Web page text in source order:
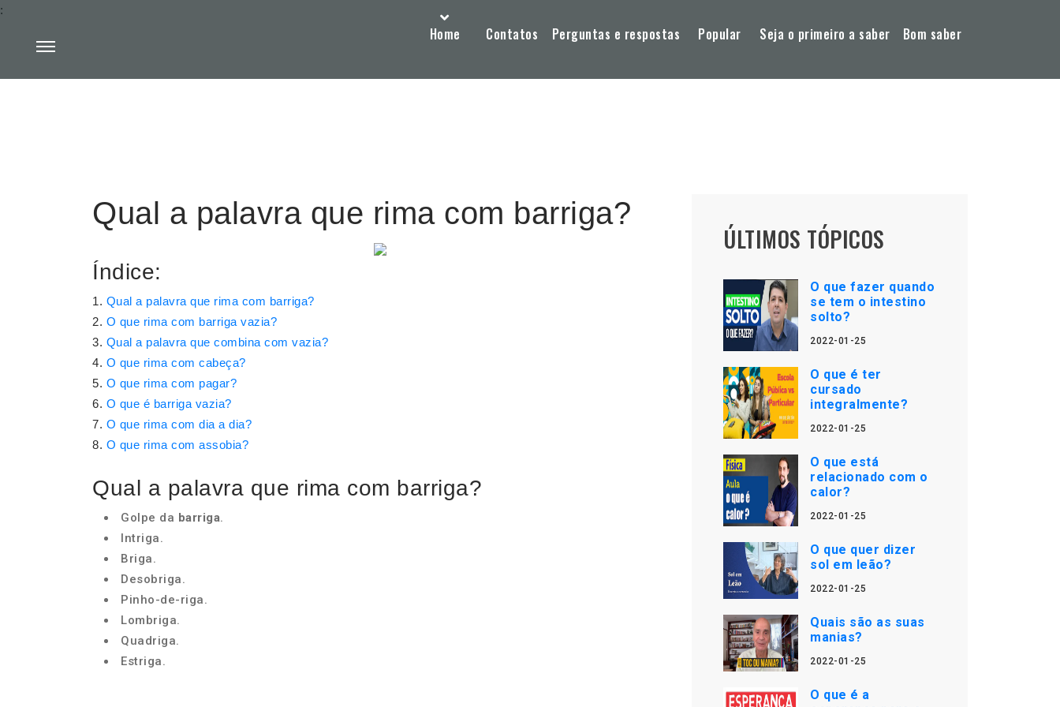
Home Contatos Perguntas e respostas Popular Seja o primeiro a saber Bom saber
:
Qual a palavra que rima com barriga?
Índice:
Qual a palavra que rima com barriga?
O que rima com barriga vazia?
Qual a palavra que combina com vazia?
O que rima com cabeça?
O que rima com pagar?
O que é barriga vazia?
O que rima com dia a dia?
O que rima com assobia?
Qual a palavra que rima com barriga?
Golpe da barriga.
Intriga.
Briga.
Desobriga.
Pinho-de-riga.
Lombriga.
Quadriga.
Estriga.
ÚLTIMOS TÓPICOS
O que fazer quando
se tem o intestino
solto?
2022-01-25
O que é ter
cursado
integralmente?
2022-01-25
O que está
relacionado com o
calor?
2022-01-25
O que quer dizer
sol em leão?
2022-01-25
Quais são as suas
manias?
2022-01-25
O que é a